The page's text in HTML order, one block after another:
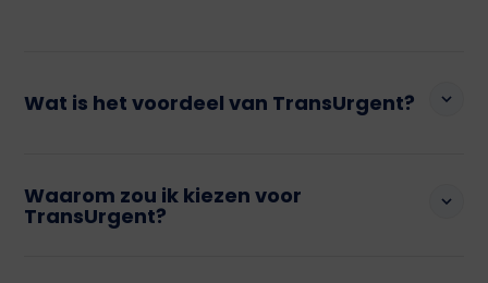
Wat is het voordeel van TransUrgent?
hebt naar de zending. We zorgen dat er geladen
en gelost wordt binnen de afgesproken tijden,
Waarom zou ik kiezen voor
TransUrgent?